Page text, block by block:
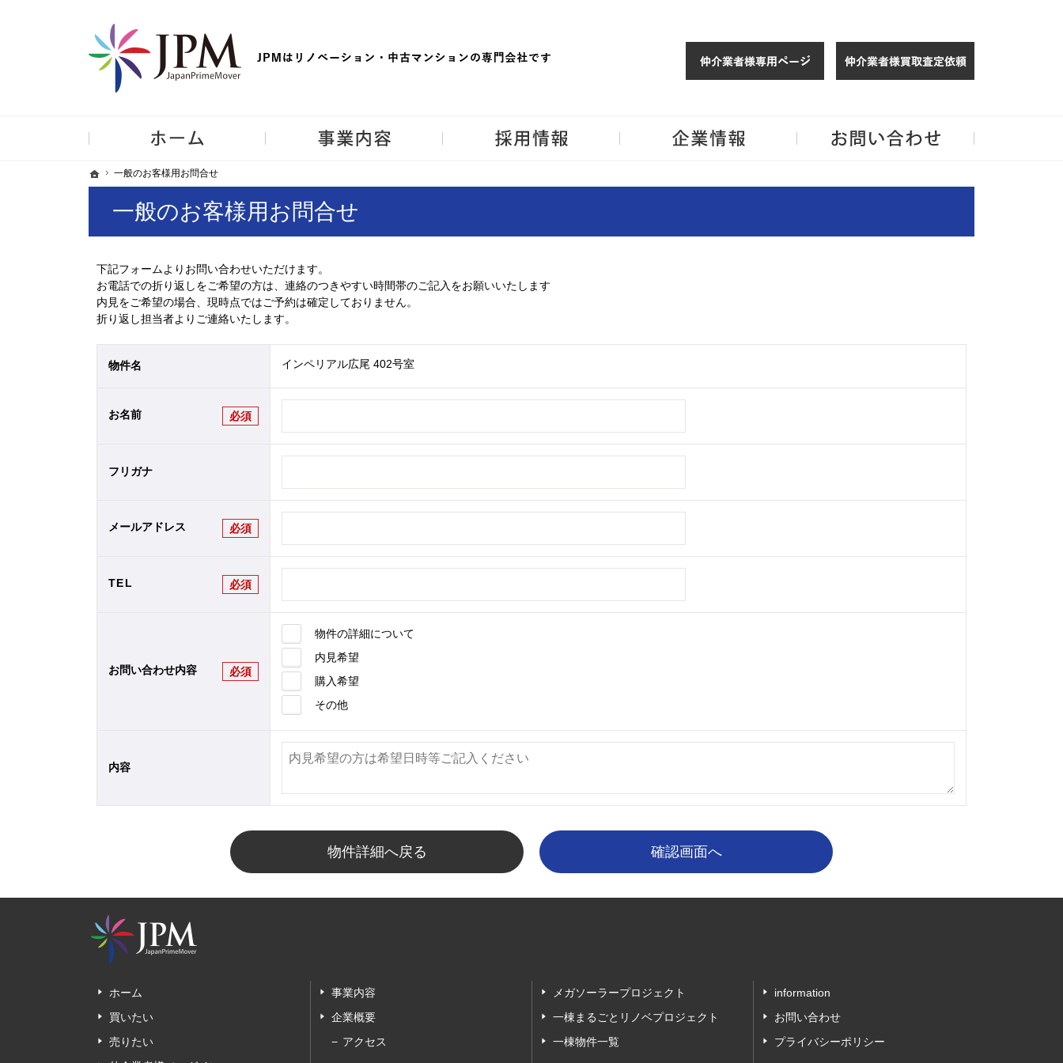
ホーム
一般のお客様用お問合せ
一般のお客様用お問合せ
下記フォームよりお問い合わせいただけます。
お電話での折り返しをご希望の方は、連絡のつきやすい時間帯のご記入をお願いいたします
内見をご希望の場合、現時点ではご予約は確定しておりません。
折り返し担当者よりご連絡いたします。
物件名 インペリアル広尾 402号室
お名前 必須
フリガナ
メールアドレス 必須
TEL 必須
お問い合わせ内容 必須
物件の詳細について
内見希望
購入希望
その他
内容
物件詳細へ戻る
ホーム
買いたい
売りたい
事業内容
企業概要
アクセス
メガソーラープロジェクト
一棟まるごとリノベプロジェクト
一棟物件一覧
information
お問い合わせ
プライバシーポリシー
ホーム
一般のお客様用お問合せ